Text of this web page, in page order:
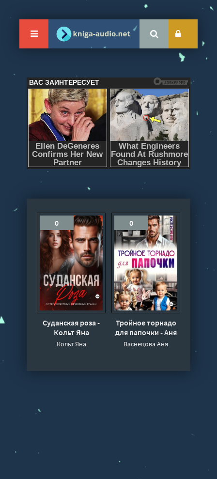
0
Суданская роза -
Кольт Яна
Кольт Яна
0
Тройное торнадо
для папочки - Аня
Васнецова
Васнецова Аня